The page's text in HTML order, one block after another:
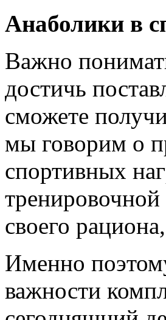
Анаболики в
Важно
достичь
сможете
мы говорим о
спортивных
своего
Именно
важности